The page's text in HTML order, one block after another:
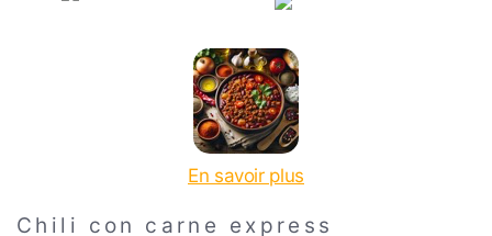
En savoir plus
Chili con carne express